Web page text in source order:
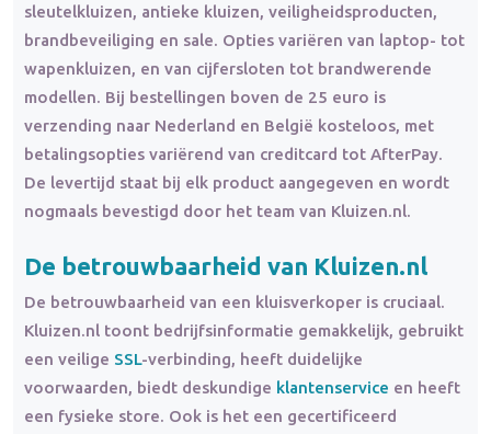
sleutelkluizen, antieke kluizen, veiligheidsproducten,
brandbeveiliging en sale. Opties variëren van laptop- tot
wapenkluizen, en van cijfersloten tot brandwerende
modellen. Bij bestellingen boven de 25 euro is
verzending naar Nederland en België kosteloos, met
betalingsopties variërend van creditcard tot AfterPay.
De levertijd staat bij elk product aangegeven en wordt
nogmaals bevestigd door het team van Kluizen.nl.
De betrouwbaarheid van Kluizen.nl
De betrouwbaarheid van een kluisverkoper is cruciaal.
Kluizen.nl toont bedrijfsinformatie gemakkelijk, gebruikt
een veilige SSL-verbinding, heeft duidelijke
voorwaarden, biedt deskundige klantenservice en heeft
een fysieke store. Ook is het een gecertificeerd